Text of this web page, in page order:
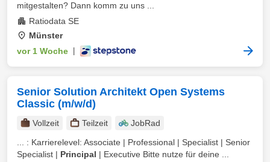
mitgestalten? Dann komm zu uns ...
Ratiodata SE
Münster
vor 1 Woche
Senior Solution Architekt Open Systems
Classic (m/w/d)
Vollzeit Teilzeit
JobRad
... : Karrierelevel: Associate | Professional | Specialist | Senior
Specialist | Principal | Executive Bitte nutze für deine ...